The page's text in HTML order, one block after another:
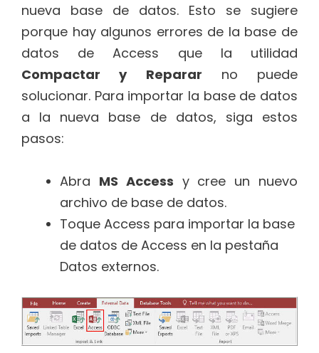
nueva base de datos. Esto se sugiere
porque hay algunos errores de la base de
datos de Access que la utilidad
Compactar y Reparar no puede
solucionar. Para importar la base de datos
a la nueva base de datos, siga estos
pasos:
Abra MS Access y cree un nuevo
archivo de base de datos.
Toque Access para importar la base
de datos de Access en la pestaña
Datos externos.